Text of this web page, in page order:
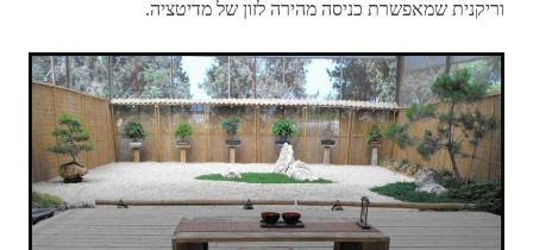
וריקנית שמאפשרת כניסה מהירה לזון של מדיטציה.